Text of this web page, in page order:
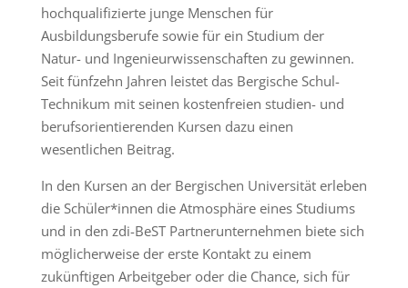
hochqualifizierte junge Menschen für
Ausbildungsberufe sowie für ein Studium der
Natur- und Ingenieurwissenschaften zu gewinnen.
Seit fünfzehn Jahren leistet das Bergische Schul-
Technikum mit seinen kostenfreien studien- und
berufsorientierenden Kursen dazu einen
wesentlichen Beitrag.
In den Kursen an der Bergischen Universität erleben
die Schüler*innen die Atmosphäre eines Studiums
und in den zdi-BeST Partnerunternehmen biete sich
möglicherweise der erste Kontakt zu einem
zukünftigen Arbeitgeber oder die Chance, sich für